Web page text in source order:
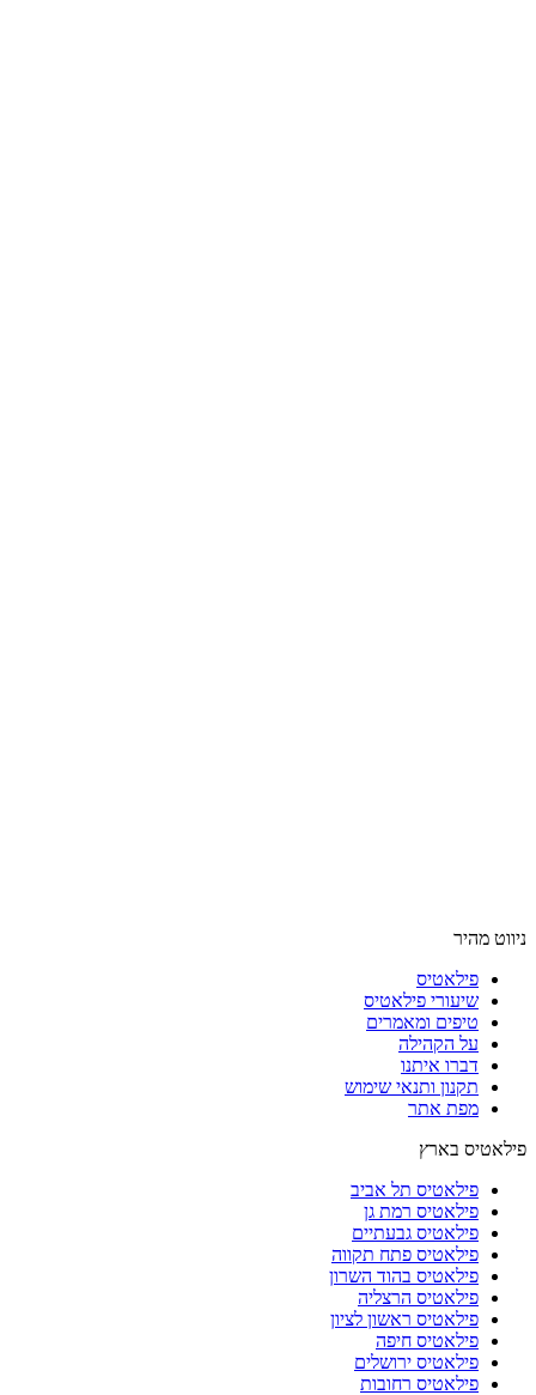
ניווט מהיר
פילאטיס
שיעורי פילאטיס
טיפים ומאמרים
על הקהילה
דברו איתנו
תקנון ותנאי שימוש
מפת אתר
פילאטיס בארץ
פילאטיס תל אביב
פילאטיס רמת גן
פילאטיס גבעתיים
פילאטיס פתח תקווה
פילאטיס בהוד השרון
פילאטיס הרצליה
פילאטיס ראשון לציון
פילאטיס חיפה
פילאטיס ירושלים
פילאטיס רחובות